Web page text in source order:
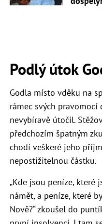
Podlý útok
Godla místo vděku na
rámec svých
nevybíravě útočil.
předchozím špatným
chodí veškeré jeho
nepostižitelnou částku.
„Kde jsou peníze, které
námět, a peníze, které
Nově?“ zkoušel do